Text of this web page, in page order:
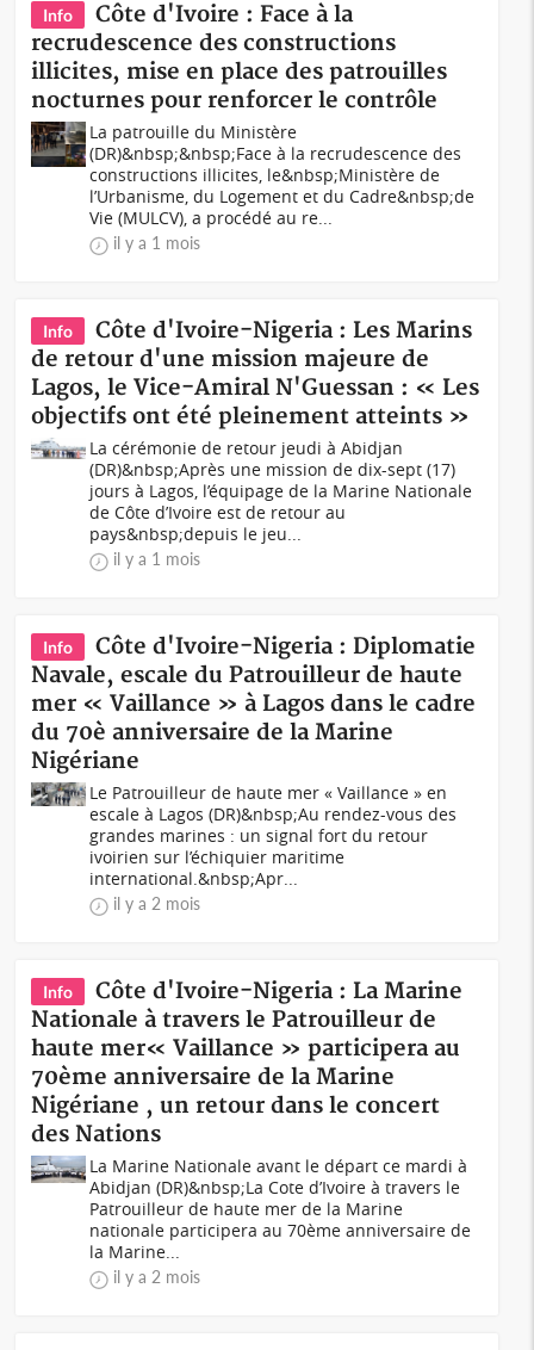
Info
Côte d'Ivoire : Face à la
recrudescence des constructions
illicites, mise en place des patrouilles
nocturnes pour renforcer le contrôle
La patrouille du Ministère
(DR)&nbsp;&nbsp;Face à la recrudescence des
constructions illicites, le&nbsp;Ministère de
l’Urbanisme, du Logement et du Cadre&nbsp;de
Vie (MULCV), a procédé au re...
il y a 1 mois
Info
Côte d'Ivoire-Nigeria : Les Marins
de retour d'une mission majeure de
Lagos, le Vice-Amiral N'Guessan : « Les
objectifs ont été pleinement atteints »
La cérémonie de retour jeudi à Abidjan
(DR)&nbsp;Après une mission de dix-sept (17)
jours à Lagos, l’équipage de la Marine Nationale
de Côte d’Ivoire est de retour au
pays&nbsp;depuis le jeu...
il y a 1 mois
Info
Côte d'Ivoire-Nigeria : Diplomatie
Navale, escale du Patrouilleur de haute
mer « Vaillance » à Lagos dans le cadre
du 70è anniversaire de la Marine
Nigériane
Le Patrouilleur de haute mer « Vaillance » en
escale à Lagos (DR)&nbsp;Au rendez-vous des
grandes marines : un signal fort du retour
ivoirien sur l’échiquier maritime
international.&nbsp;Apr...
il y a 2 mois
Info
Côte d'Ivoire-Nigeria : La Marine
Nationale à travers le Patrouilleur de
haute mer« Vaillance » participera au
70ème anniversaire de la Marine
Nigériane , un retour dans le concert
des Nations
La Marine Nationale avant le départ ce mardi à
Abidjan (DR)&nbsp;La Cote d’Ivoire à travers le
Patrouilleur de haute mer de la Marine
nationale participera au 70ème anniversaire de
la Marine...
il y a 2 mois